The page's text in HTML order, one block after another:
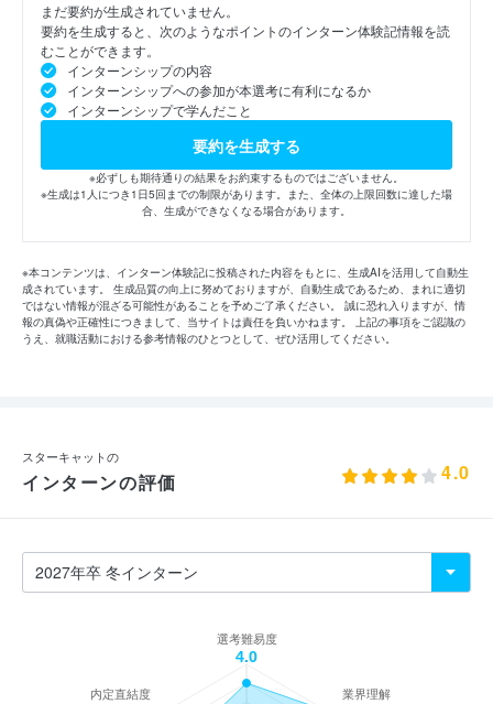
まだ要約が生成されていません。
要約を生成すると、次のようなポイントのインターン体験記情報を読
むことができます。
インターンシップの内容
インターンシップへの参加が本選考に有利になるか
インターンシップで学んだこと
要約を生成する
※必ずしも期待通りの結果をお約束するものではございません。
※生成は1人につき1日5回までの制限があります。また、全体の上限回数に達した場
合、生成ができなくなる場合があります。
※本コンテンツは、インターン体験記に投稿された内容をもとに、生成AIを活用して自動生
成されています。 生成品質の向上に努めておりますが、自動生成であるため、まれに適切
ではない情報が混ざる可能性があることを予めご了承ください。 誠に恐れ入りますが、情
報の真偽や正確性につきまして、当サイトは責任を負いかねます。 上記の事項をご認識の
うえ、就職活動における参考情報のひとつとして、ぜひ活用してください。
スターキャットの
インターンの評価 4.0
選考難易度
4.0
業界理解
内定直結度